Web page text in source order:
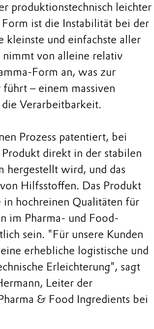
produktionstechnisch leichter
ist die Instabilität bei der
kleinste und einfachste aller
nimmt von alleine relativ
Form an, was zur
– einem massiven
Verarbeitbarkeit.
Prozess patentiert, bei
direkt in der stabilen
hergestellt wird, und das
Hilfsstoffen. Das Produkt
hochreinen Qualitäten für
im Pharma- und Food-
sein. "Für unsere Kunden
erhebliche logistische und
Erleichterung", sagt
Leiter der
& Food Ingredients bei